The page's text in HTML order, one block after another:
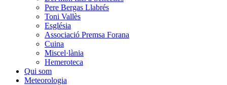
Pere Bergas Llabrés
Toni Vallès
Església
Associació Premsa Forana
Cuina
Miscel·lània
Hemeroteca
Qui som
Meteorologia